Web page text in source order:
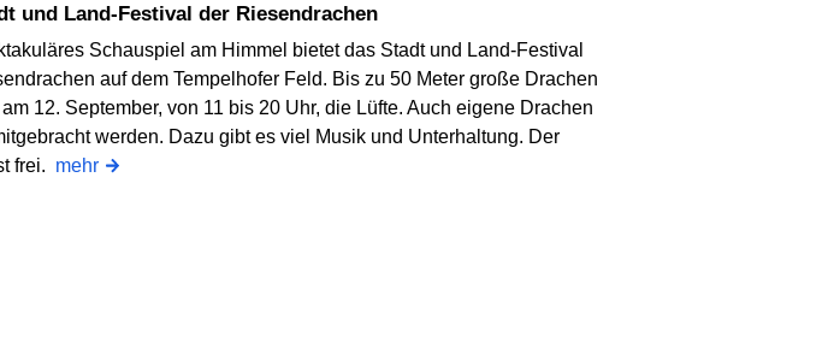
und Land-Festival der Riesendrachen
Schauspiel am Himmel bietet das Stadt und Land-Festival
auf dem Tempelhofer Feld. Bis zu 50 Meter große Drachen
12. September, von 11 bis 20 Uhr, die Lüfte. Auch eigene Drachen
werden. Dazu gibt es viel Musik und Unterhaltung. Der
frei. mehr